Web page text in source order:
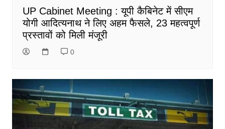
UP Cabinet Meeting : यूपी कैबिनेट में सीएम
योगी आदित्यनाथ ने लिए अहम फैसले, 23 महत्वपूर्ण
प्रस्तावों को मिली मंजूरी
0